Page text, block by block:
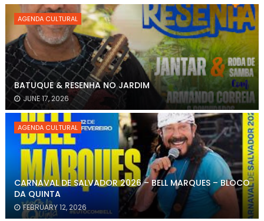
AGENDA CULTURAL
BATUQUE & RESENHA NO JARDIM
JUNE 17, 2026
AGENDA CULTURAL
CARNAVAL DE SALVADOR 2026 – BELL MARQUES – BLOCO
DA QUINTA
FEBRUARY 12, 2026